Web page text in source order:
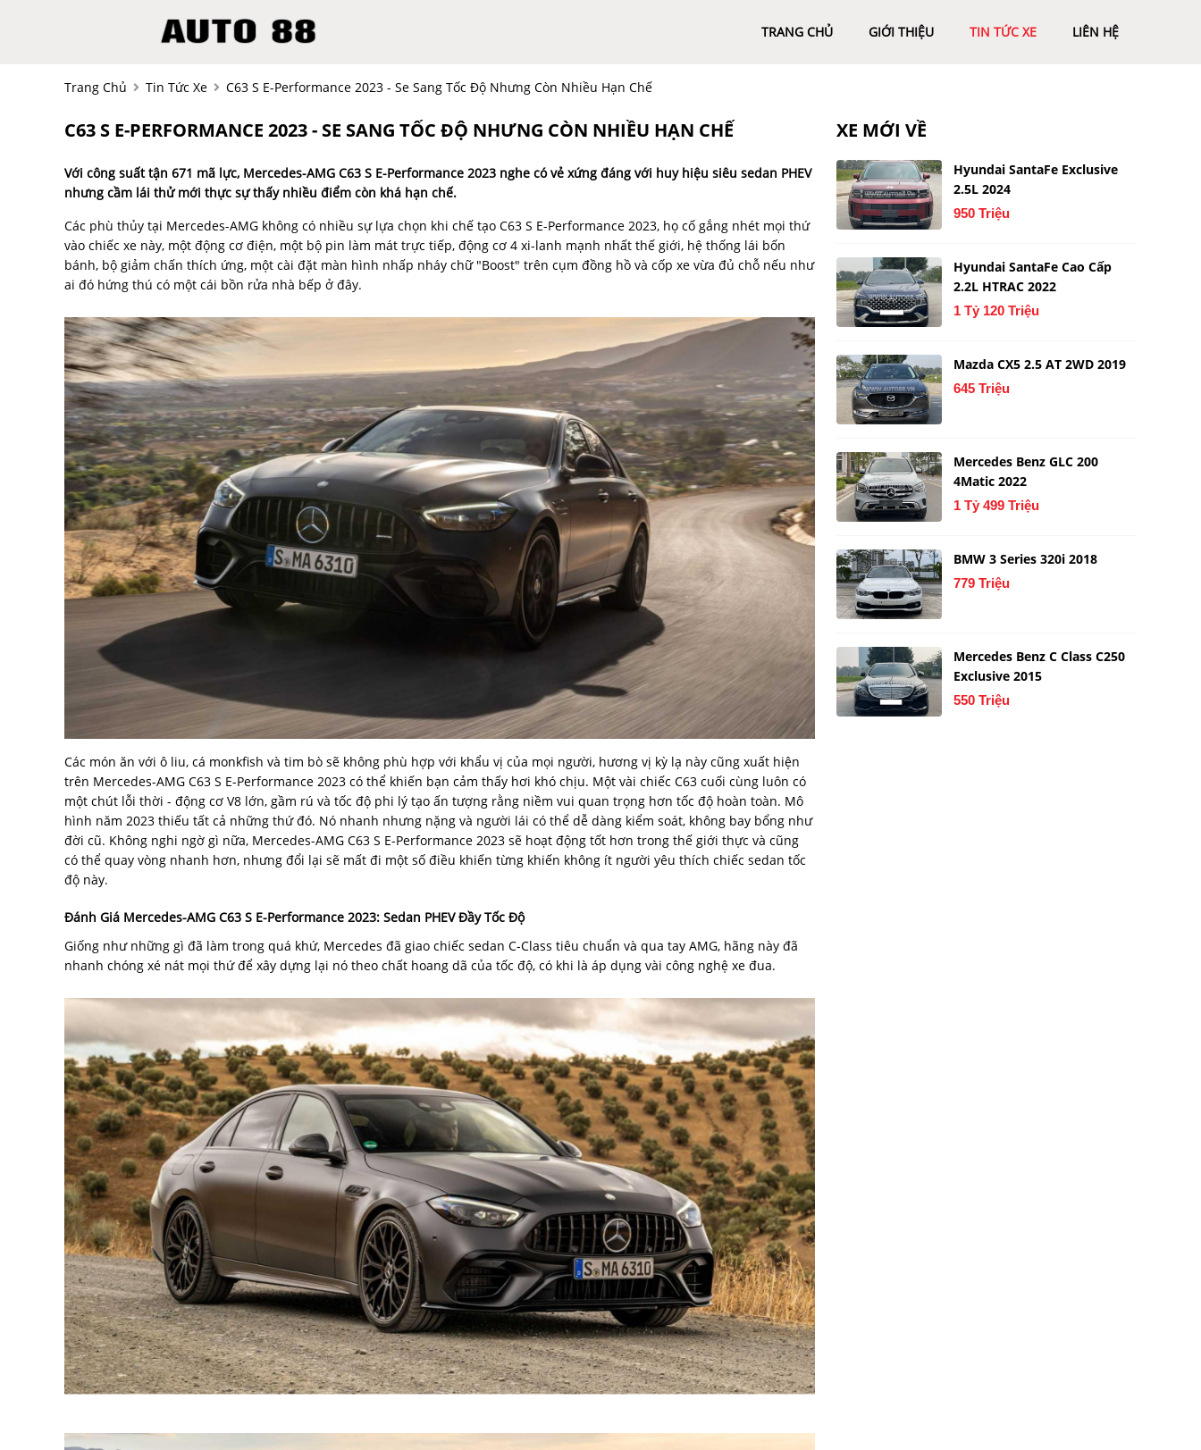
TRANG CHỦ GIỚI THIỆU TIN TỨC XE LIÊN HỆ
Trang Chủ Tin Tức Xe C63 S E-Performance 2023 - Se Sang Tốc Độ Nhưng Còn Nhiều Hạn Chế
C63 S E-PERFORMANCE 2023 - SE SANG TỐC ĐỘ NHƯNG CÒN NHIỀU HẠN CHẾ
Với công suất tận 671 mã lực, Mercedes-AMG C63 S E-Performance 2023 nghe có vẻ xứng đáng với huy hiệu siêu sedan PHEV
nhưng cầm lái thử mới thực sự thấy nhiều điểm còn khá hạn chế.
Các phù thủy tại Mercedes-AMG không có nhiều sự lựa chọn khi chế tạo C63 S E-Performance 2023, họ cố gắng nhét mọi thứ
vào chiếc xe này, một động cơ điện, một bộ pin làm mát trực tiếp, động cơ 4 xi-lanh mạnh nhất thế giới, hệ thống lái bốn
bánh, bộ giảm chấn thích ứng, một cài đặt màn hình nhấp nháy chữ "Boost" trên cụm đồng hồ và cốp xe vừa đủ chỗ nếu như
ai đó hứng thú có một cái bồn rửa nhà bếp ở đây.
Các món ăn với ô liu, cá monkfish và tim bò sẽ không phù hợp với khẩu vị của mọi người, hương vị kỳ lạ này cũng xuất hiện
trên Mercedes-AMG C63 S E-Performance 2023 có thể khiến bạn cảm thấy hơi khó chịu. Một vài chiếc C63 cuối cùng luôn có
một chút lỗi thời - động cơ V8 lớn, gầm rú và tốc độ phi lý tạo ấn tượng rằng niềm vui quan trọng hơn tốc độ hoàn toàn. Mô
hình năm 2023 thiếu tất cả những thứ đó. Nó nhanh nhưng nặng và người lái có thể dễ dàng kiểm soát, không bay bổng như
đời cũ. Không nghi ngờ gì nữa, Mercedes-AMG C63 S E-Performance 2023 sẽ hoạt động tốt hơn trong thế giới thực và cũng
có thể quay vòng nhanh hơn, nhưng đổi lại sẽ mất đi một số điều khiến từng khiến không ít người yêu thích chiếc sedan tốc
độ này.
Đánh Giá Mercedes-AMG C63 S E-Performance 2023: Sedan PHEV Đầy Tốc Độ
Giống như những gì đã làm trong quá khứ, Mercedes đã giao chiếc sedan C-Class tiêu chuẩn và qua tay AMG, hãng này đã
nhanh chóng xé nát mọi thứ để xây dựng lại nó theo chất hoang dã của tốc độ, có khi là áp dụng vài công nghệ xe đua.
XE MỚI VỀ
Hyundai SantaFe Exclusive
2.5L 2024
950 Triệu
Hyundai SantaFe Cao Cấp
2.2L HTRAC 2022
1 Tỷ 120 Triệu
Mazda CX5 2.5 AT 2WD 2019
645 Triệu
Mercedes Benz GLC 200
4Matic 2022
1 Tỷ 499 Triệu
BMW 3 Series 320i 2018
779 Triệu
Mercedes Benz C Class C250
Exclusive 2015
550 Triệu